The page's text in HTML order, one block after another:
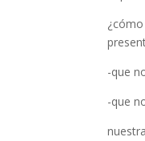
-que
-que